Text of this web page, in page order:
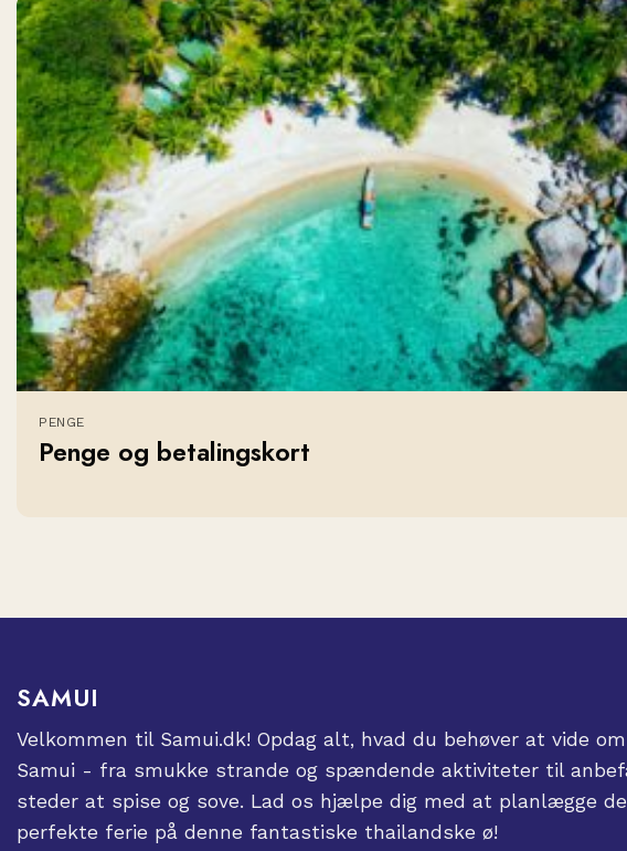
PENGE
Penge og betalingskort
SAMUI
Velkommen til Samui.dk! Opdag alt, hvad du behøver at vide om
Samui - fra smukke strande og spændende aktiviteter til
steder at spise og sove. Lad os hjælpe dig med at planlægge
perfekte ferie på denne fantastiske thailandske ø!